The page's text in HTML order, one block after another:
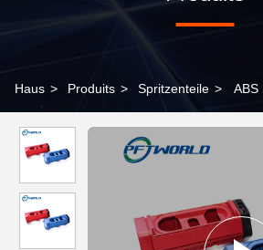
Haus > Produits > Spritzenteile > ABS